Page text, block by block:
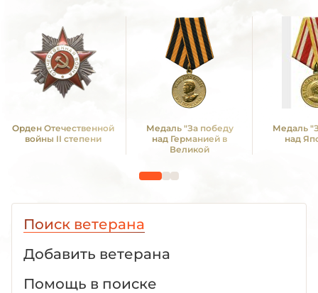
Орден Отечественной
войны II степени
Медаль "За победу
над Германией в
Великой
1941 -1945 гг."
Медаль
над
Поиск ветерана
Добавить ветерана
Помощь в поиске